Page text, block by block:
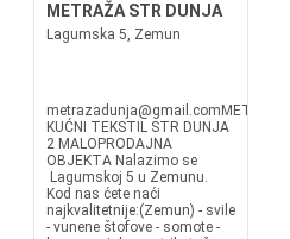
METRAŽA STR DUNJA
Lagumska 5, Zemun
metrazadunja@gmail.comMETRAŽA I
KUĆNI TEKSTIL STR DUNJA
2 MALOPRODAJNA
OBJEKTA Nalazimo se
Lagumskoj 5 u Zemunu.
Kod nas ćete naći
najkvalitetnije:(Zemun) - svile
- vunene štofove - somote -